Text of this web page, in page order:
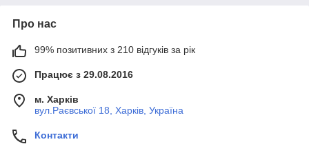
Про нас
99% позитивних з 210 відгуків за рік
Працює з 29.08.2016
м. Харків
вул.Раєвської 18, Харків, Україна
Контакти